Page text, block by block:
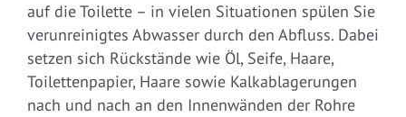
auf die Toilette – in vielen Situationen spülen Sie
verunreinigtes Abwasser durch den Abfluss. Dabei
setzen sich Rückstände wie Öl, Seife, Haare,
Toilettenpapier, Haare sowie Kalkablagerungen
nach und nach an den Innenwänden der Rohre